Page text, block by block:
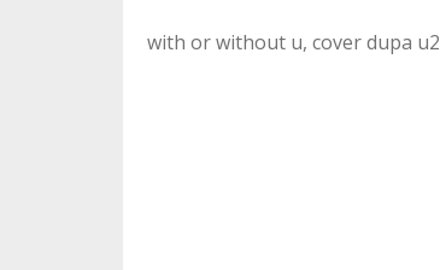
with or without u, cover dupa u2